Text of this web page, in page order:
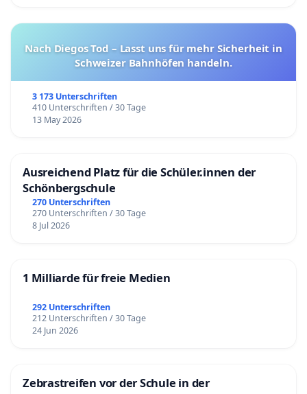
Nach Diegos Tod – Lasst uns für mehr Sicherheit in
Schweizer Bahnhöfen handeln.
3 173 Unterschriften
410 Unterschriften / 30 Tage
13 May 2026
Ausreichend Platz für die Schüler.innen der
Schönbergschule
270 Unterschriften
270 Unterschriften / 30 Tage
8 Jul 2026
1 Milliarde für freie Medien
292 Unterschriften
212 Unterschriften / 30 Tage
24 Jun 2026
Zebrastreifen vor der Schule in der